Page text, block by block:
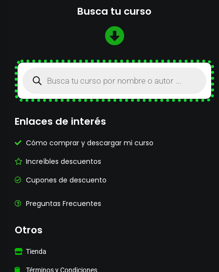
Busca tu curso
Enlaces de interés
Cómo comprar y descargar mi curso
Increíbles descuentos
Cupones de descuento
Preguntas Frecuentes
Otros
Tienda
Términos y Condiciones